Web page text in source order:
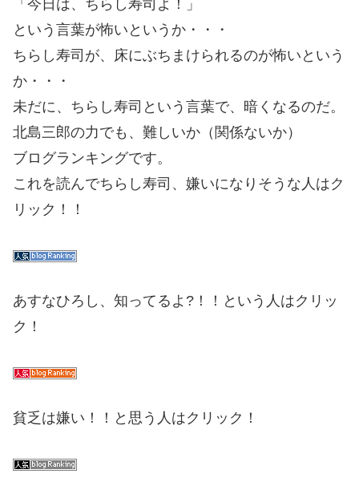
「今日は、ちらし寿司よ！」
という言葉が怖いというか・・・
ちらし寿司が、床にぶちまけられるのが怖いという
か・・・
未だに、ちらし寿司という言葉で、暗くなるのだ。
北島三郎の力でも、難しいか（関係ないか）
ブログランキングです。
これを読んでちらし寿司、嫌いになりそうな人はク
リック！！
あすなひろし、知ってるよ?！！という人はクリッ
ク！
貧乏は嫌い！！と思う人はクリック！